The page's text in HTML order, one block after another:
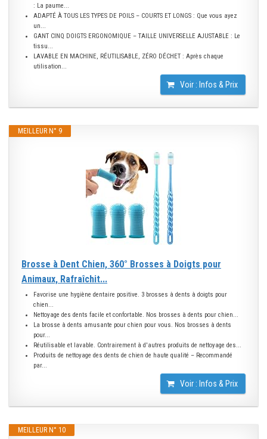
: La paume...
ADAPTÉ À TOUS LES TYPES DE POILS – COURTS ET LONGS : Que vous ayez
un...
GANT CINQ DOIGTS ERGONOMIQUE – TAILLE UNIVERSELLE AJUSTABLE : Le
tissu...
LAVABLE EN MACHINE, RÉUTILISABLE, ZÉRO DÉCHET : Après chaque
utilisation...
Voir : Infos & Prix
MEILLEUR N° 9
Brosse à Dent Chien, 360° Brosses à Doigts pour
Animaux, Rafraîchit...
Favorise une hygiène dentaire positive. 3 brosses à dents à doigts pour
chien...
Nettoyage des dents facile et confortable. Nos brosses à dents pour chien...
La brosse à dents amusante pour chien pour vous. Nos brosses à dents
pour...
Réutilisable et lavable. Contrairement à d'autres produits de nettoyage des...
Produits de nettoyage des dents de chien de haute qualité – Recommandé
par...
Voir : Infos & Prix
MEILLEUR N° 10